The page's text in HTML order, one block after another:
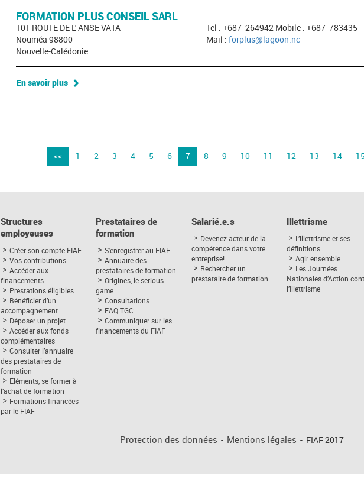
FORMATION PLUS CONSEIL SARL
101 ROUTE DE L' ANSE VATA
Nouméa 98800
Nouvelle-Calédonie
Tel : +687_264942 Mobile : +687_783435
Mail : forplus@lagoon.nc
En savoir plus
<< 1 2 3 4 5 6 7 8 9 10 11 12 13 14 15
Structures
employeuses
Créer son compte FIAF
Vos contributions
Accéder aux
financements
Prestations éligibles
Bénéficier d’un
accompagnement
Déposer un projet
Accéder aux fonds
complémentaires
Consulter l’annuaire
des prestataires de
formation
Eléments, se former à
l’achat de formation
Formations financées
par le FIAF
Prestataires de
formation
S'enregistrer au FIAF
Annuaire des
prestataires de formation
Origines, le serious
game
Consultations
FAQ TGC
Communiquer sur les
financements du FIAF
Salarié.e.s
Devenez acteur de la
compétence dans votre
entreprise!
Rechercher un
prestataire de formation
Illettrisme
L’illettrisme et ses
définitions
Agir ensemble
Les Journées
Nationales d’Action
l’Illettrisme
Protection des données - Mentions légales - FIAF 2017